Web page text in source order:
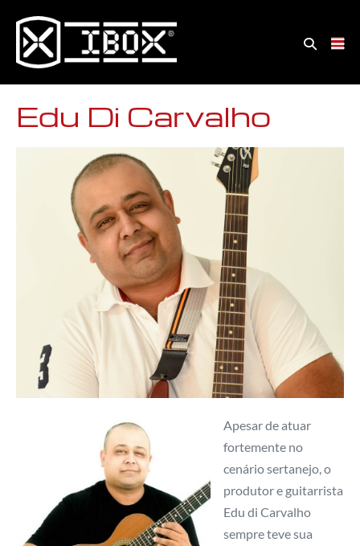
Edu Di Carvalho
Apesar de atuar
fortemente no
cenário sertanejo, o
produtor e guitarrista
Edu di Carvalho
sempre teve sua